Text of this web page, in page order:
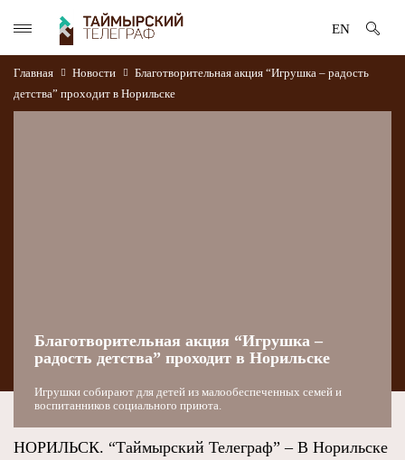
EN
Главная Новости
Благотворительная акция “Игрушка – радость
детства” проходит в Норильске
Благотворительная акция “Игрушка –
радость детства” проходит в Норильске
Игрушки собирают для детей из малообеспеченных семей и
воспитанников социального приюта.
НОРИЛЬСК. “Таймырский Телеграф” – В Норильске